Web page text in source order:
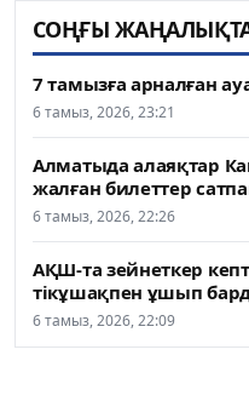
СОҢҒЫ
7 тамызға арналған
6 тамыз, 2026, 23:21
Алматыда алаяқтар
жалған билеттер
6 тамыз, 2026, 22:26
АҚШ-та зейнеткер
тікұшақпен ұшып
6 тамыз, 2026, 22:09